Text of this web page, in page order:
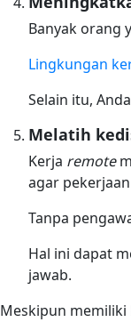
Banyak orang
Lingkungan
Selain itu,
Melatih
Kerja remote
agar
Tanpa
Hal ini dapat
jawab.
Meskipun